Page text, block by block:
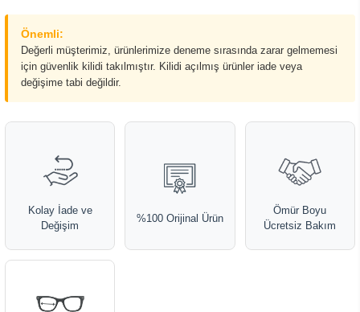
Önemli:
Değerli müşterimiz, ürünlerimize deneme sırasında zarar gelmemesi
için güvenlik kilidi takılmıştır. Kilidi açılmış ürünler iade veya
değişime tabi değildir.
Kolay İade ve
Değişim
%100 Orijinal Ürün
Ömür Boyu
Ücretsiz Bakım